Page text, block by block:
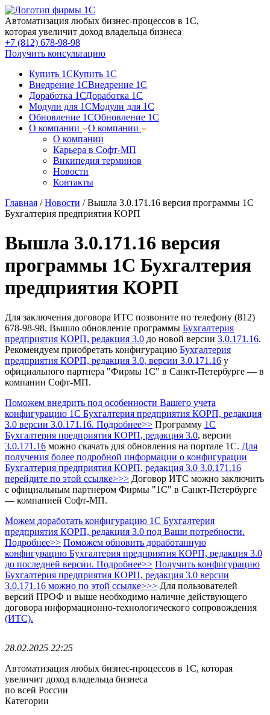
Автоматизация любых бизнес-процессов в 1С,
которая увеличит доход владельца бизнеса
+7 (812) 678-98-98
Получить консультацию
Купить 1СКупить 1С
Внедрение 1СВнедрение 1С
Доработка 1СДоработка 1С
Модули для 1СМодули для 1С
Обновление 1СОбновление 1С
О компании
О компании
О компании
Карьера в Софт-МП
Википедия терминов
Новости
Контакты
Главная /Новости /Вышла 3.0.171.16 версия программы 1С
Бухгалтерия предприятия КОРП
Вышла 3.0.171.16 версия
программы 1С Бухгалтерия
предприятия КОРП
Для заключения договора ИТС позвоните по телефону (812)
678-98-98. Вышло обновление программы Бухгалтерия
предприятия КОРП, редакция 3.0 до новой версии 3.0.171.16.
Рекомендуем приобретать конфигурацию Бухгалтерия
предприятия КОРП, редакция 3.0, версии 3.0.171.16 у
официального партнера "Фирмы 1С" в Санкт-Петербурге — в
компании Софт-МП.
Поможем внедрить под особенности Вашего учета
конфигурацию 1С Бухгалтерия предприятия КОРП, редакция
3.0 версии 3.0.171.16. Подробнее>> Программу 1С
Бухгалтерия предприятия КОРП, редакция 3.0, версии
3.0.171.16 можно скачать для обновления на портале 1С. Для
получения более подробной информации о конфигурации
Бухгалтерия предприятия КОРП, редакция 3.0 3.0.171.16
перейдите по этой ссылке>>> Договор ИТС можно заключить
с официальным партнером Фирмы "1С" в Санкт-Петербурге
— компанией Софт-МП.
Можем доработать конфигурацию 1С Бухгалтерия
предприятия КОРП, редакция 3.0 под Ваши потребности.
Подробнее>> Поможем обновить доработанную
конфигурацию Бухгалтерия предприятия КОРП, редакция 3.0
до последней версии. Подробнее>> Получить конфигурацию
Бухгалтерия предприятия КОРП, редакция 3.0 версии
3.0.171.16 можно по этой ссылке>>> Для пользователей
версий ПРОФ и выше необходимо наличие действующего
договора информационно-технологического сопровождения
(ИТС).
28.02.2025 22:25
Автоматизация любых бизнес-процессов в 1С, которая
увеличит доход владельца бизнеса
по всей России
Категории